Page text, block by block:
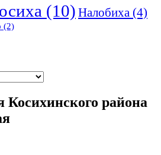
(10) Налобиха (4)
(2)
района